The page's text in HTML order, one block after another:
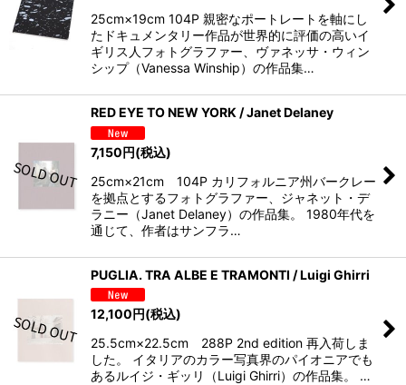
25cm×19cm 104P 親密なポートレートを軸にし
たドキュメンタリー作品が世界的に評価の高いイ
ギリス人フォトグラファー、ヴァネッサ・ウィン
シップ（Vanessa Winship）の作品集…
RED EYE TO NEW YORK / Janet Delaney
7,150円(税込)
25cm×21cm 104P カリフォルニア州バークレー
を拠点とするフォトグラファー、ジャネット・デ
ラニー（Janet Delaney）の作品集。 1980年代を
通じて、作者はサンフラ…
PUGLIA. TRA ALBE E TRAMONTI / Luigi Ghirri
12,100円(税込)
25.5cm×22.5cm 288P 2nd edition 再入荷しま
した。 イタリアのカラー写真界のパイオニアでも
あるルイジ・ギッリ（Luigi Ghirri）の作品集。 …